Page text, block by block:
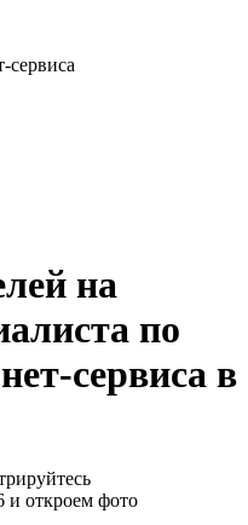
сервиса
на
по
сервиса в
и откроем фото